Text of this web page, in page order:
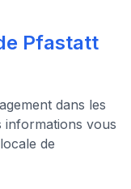
Pfastatt
dans les
informations vous
de